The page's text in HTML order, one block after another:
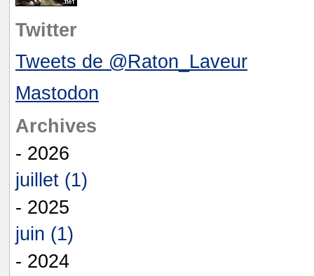
Twitter
Tweets de @Raton_Laveur
Mastodon
Archives
- 2026
juillet (1)
- 2025
juin (1)
- 2024